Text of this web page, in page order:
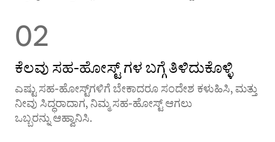
02
ಕೆಲವು ಸಹ-ಹೋಸ್ಟ್ ‌ಗಳ ಬಗ್ಗೆ ತಿಳಿದುಕೊಳ್ಳಿ
ಎಷ್ಟು ಸಹ-ಹೋಸ್ಟ್‌ಗಳಿಗೆ ಬೇಕಾದರೂ ಸಂದೇಶ ಕಳುಹಿಸಿ, ಮತ್ತು
ನೀವು ಸಿದ್ಧರಾದಾಗ, ನಿಮ್ಮ ಸಹ-ಹೋಸ್ಟ್ ಆಗಲು
ಒಬ್ಬರನ್ನು ಆಹ್ವಾನಿಸಿ.